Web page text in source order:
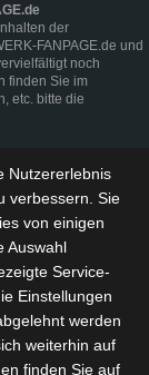
der
FANPAGE.de und
noch
finden Sie im
etc. bitte die
Nutzererlebnis
verbessern . Sie
von einigen
Auswahl
Service-
Einstellungen
werden
weiterhin auf
finden Sie auf